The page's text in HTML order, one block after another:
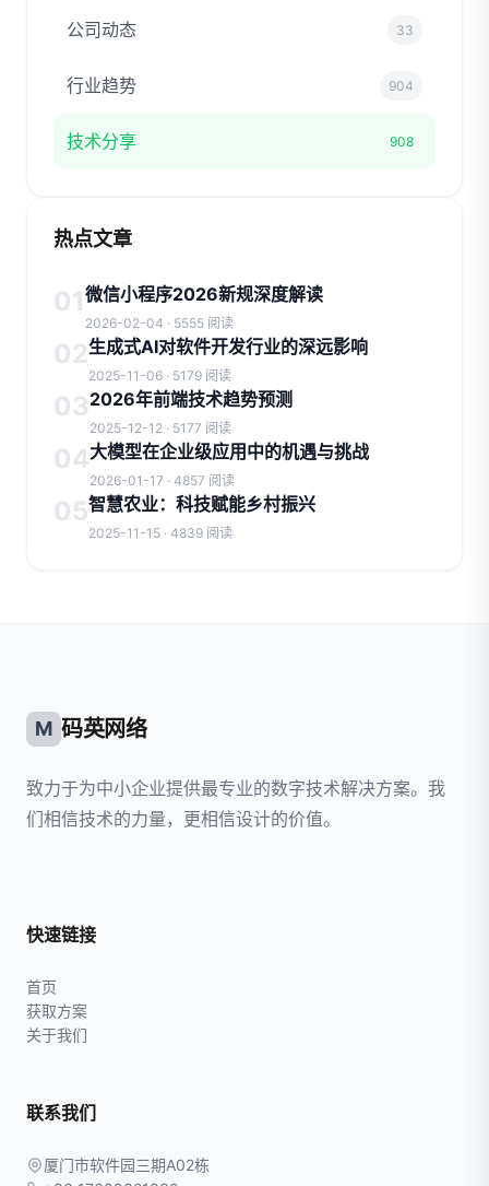
公司动态 33
行业趋势 904
技术分享 908
热点文章
01微信小程序2026新规深度解读
2026-02-04 · 5555 阅读
02生成式AI对软件开发行业的深远影响
2025-11-06 · 5179 阅读
032026年前端技术趋势预测
2025-12-12 · 5177 阅读
04大模型在企业级应用中的机遇与挑战
2026-01-17 · 4857 阅读
05智慧农业：科技赋能乡村振兴
2025-11-15 · 4839 阅读
M 码英网络
致力于为中小企业提供最专业的数字技术解决方案。我
们相信技术的力量，更相信设计的价值。
快速链接
首页
获取方案
关于我们
联系我们
厦门市软件园三期A02栋